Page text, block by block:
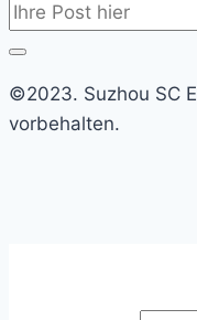
©2023. Suzhou SC
vorbehalten.